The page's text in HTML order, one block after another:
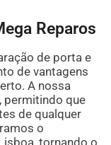
Reparos
de porta e
de vantagens
A nossa
permitindo que
de qualquer
o